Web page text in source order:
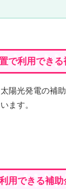
で利用できる
陽光発電の補
ます。
用できる補助